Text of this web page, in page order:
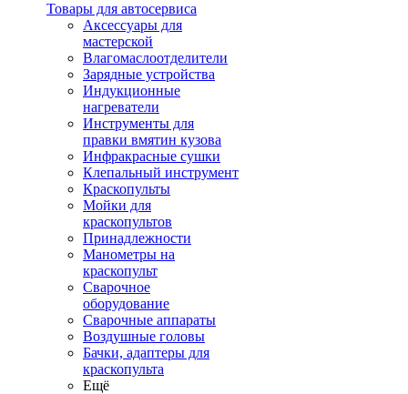
Товары для автосервиса
Аксессуары для
мастерской
Влагомаслоотделители
Зарядные устройства
Индукционные
нагреватели
Инструменты для
правки вмятин кузова
Инфракрасные сушки
Клепальный инструмент
Краскопульты
Мойки для
краскопультов
Принадлежности
Манометры на
краскопульт
Сварочное
оборудование
Сварочные аппараты
Воздушные головы
Бачки, адаптеры для
краскопульта
Ещё